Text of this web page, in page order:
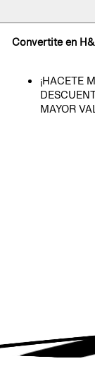
Convertite en
¡HACETE
MAYOR